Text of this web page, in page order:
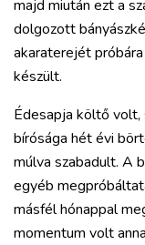
majd miután ezt a
dolgozott
akaraterejét
készült.
Édesapja költő volt,
bírósága hét évi
múlva szabadult. A
egyéb
másfél hónappal
momentum volt